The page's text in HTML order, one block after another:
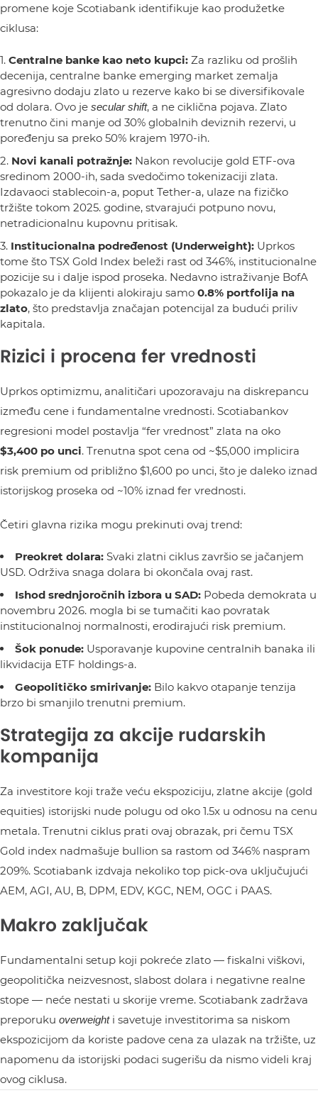
promene koje Scotiabank identifikuje kao produžetke
ciklusa:
Centralne banke kao neto kupci: Za razliku od prošlih
decenija, centralne banke emerging market zemalja
agresivno dodaju zlato u rezerve kako bi se diversifikovale
od dolara. Ovo je secular shift, a ne ciklična pojava. Zlato
trenutno čini manje od 30% globalnih deviznih rezervi, u
poređenju sa preko 50% krajem 1970-ih.
Novi kanali potražnje: Nakon revolucije gold ETF-ova
sredinom 2000-ih, sada svedočimo tokenizaciji zlata.
Izdavaoci stablecoin-a, poput Tether-a, ulaze na fizičko
tržište tokom 2025. godine, stvarajući potpuno novu,
netradicionalnu kupovnu pritisak.
Institucionalna podređenost (Underweight): Uprkos
tome što TSX Gold Index beleži rast od 346%, institucionalne
pozicije su i dalje ispod proseka. Nedavno istraživanje BofA
pokazalo je da klijenti alokiraju samo 0.8% portfolija na
zlato, što predstavlja značajan potencijal za budući priliv
kapitala.
Rizici i procena fer vrednosti
Uprkos optimizmu, analitičari upozoravaju na diskrepancu
između cene i fundamentalne vrednosti. Scotiabankov
regresioni model postavlja “fer vrednost” zlata na oko
$3,400 po unci. Trenutna spot cena od ~$5,000 implicira
risk premium od približno $1,600 po unci, što je daleko iznad
istorijskog proseka od ~10% iznad fer vrednosti.
Četiri glavna rizika mogu prekinuti ovaj trend:
Preokret dolara: Svaki zlatni ciklus završio se jačanjem
USD. Održiva snaga dolara bi okončala ovaj rast.
Ishod srednjoročnih izbora u SAD: Pobeda demokrata u
novembru 2026. mogla bi se tumačiti kao povratak
institucionalnoj normalnosti, erodirajući risk premium.
Šok ponude: Usporavanje kupovine centralnih banaka ili
likvidacija ETF holdings-a.
Geopolitičko smirivanje: Bilo kakvo otapanje tenzija
brzo bi smanjilo trenutni premium.
Strategija za akcije rudarskih
kompanija
Za investitore koji traže veću ekspoziciju, zlatne akcije (gold
equities) istorijski nude polugu od oko 1.5x u odnosu na cenu
metala. Trenutni ciklus prati ovaj obrazak, pri čemu TSX
Gold index nadmašuje bullion sa rastom od 346% naspram
209%. Scotiabank izdvaja nekoliko top pick-ova uključujući
AEM, AGI, AU, B, DPM, EDV, KGC, NEM, OGC i PAAS.
Makro zaključak
Fundamentalni setup koji pokreće zlato — fiskalni viškovi,
geopolitička neizvesnost, slabost dolara i negativne realne
stope — neće nestati u skorije vreme. Scotiabank zadržava
preporuku overweighti savetuje investitorima sa niskom
ekspozicijom da koriste padove cena za ulazak na tržište, uz
napomenu da istorijski podaci sugerišu da nismo videli kraj
ovog ciklusa.